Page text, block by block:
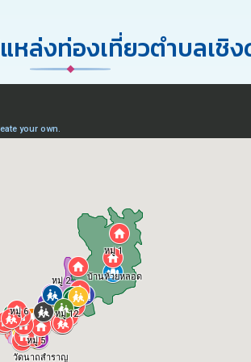
ล่งท่องเที่ยวตำบลเชิ